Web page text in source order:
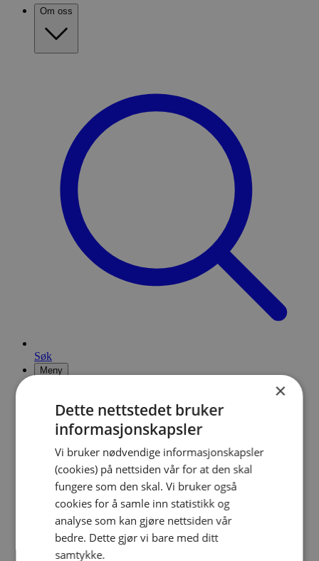
Om oss
Søk
Meny
×
Dette nettstedet bruker
informasjonskapsler
Vi bruker nødvendige informasjonskapsler
(cookies) på nettsiden vår for at den skal
fungere som den skal. Vi bruker også
cookies for å samle inn statistikk og
analyse som kan gjøre nettsiden vår
bedre. Dette gjør vi bare med ditt
samtykke.